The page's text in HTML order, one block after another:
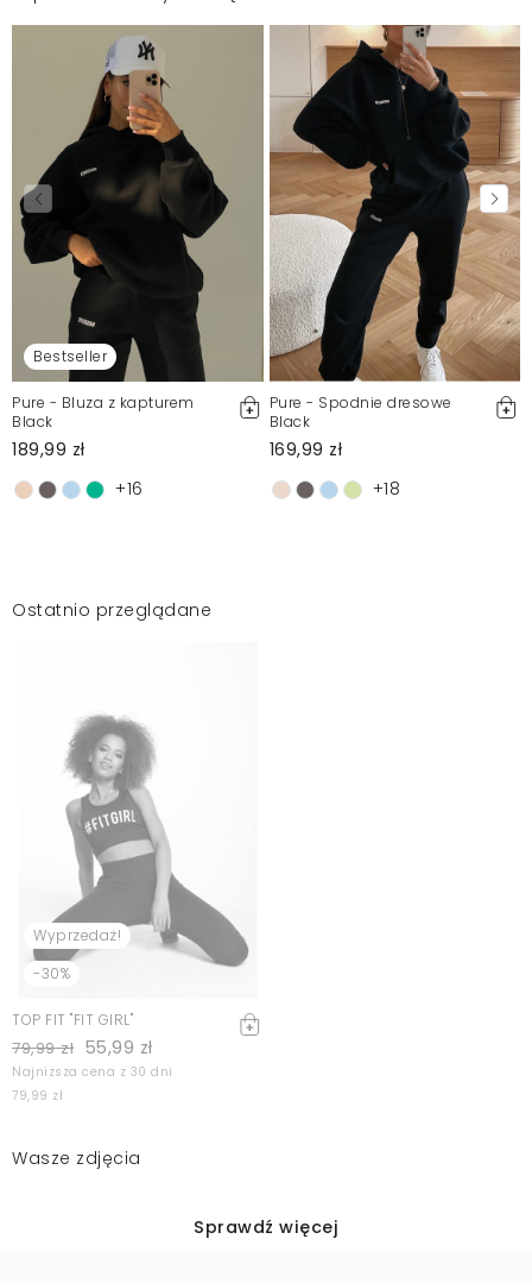
Bestseller
Pure - Bluza z kapturem
Black
189,99 zł
+16
Pure - Spodnie dresowe
Black
169,99 zł
+18
Ostatnio przeglądane
Wyprzedaż!
-30%
TOP FIT "FIT GIRL"
79,99 zł 55,99 zł
Najniższa cena z 30 dni
79,99 zł
Wasze zdjęcia
Sprawdź więcej